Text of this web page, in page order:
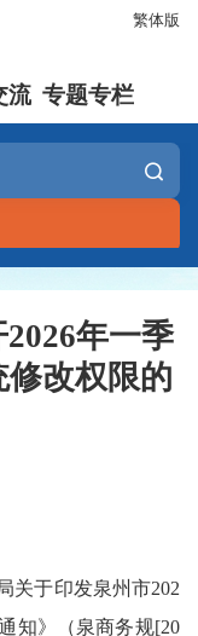
繁体版
流 专题专栏
年一季
改权限的
于印发泉州市202
知》（泉商务规[20